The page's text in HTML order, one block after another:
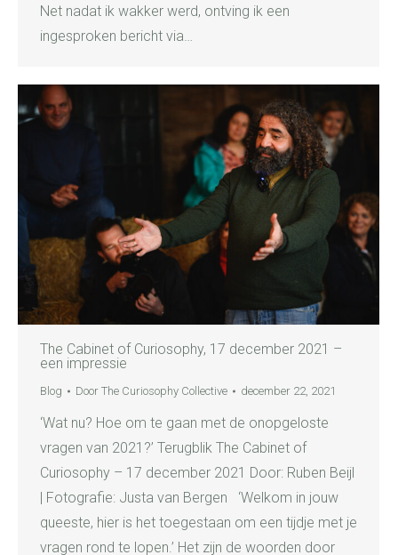
Net nadat ik wakker werd, ontving ik een
ingesproken bericht via…
The Cabinet of Curiosophy, 17 december 2021 –
een impressie
Blog Door The Curiosophy Collective december 22, 2021
‘Wat nu? Hoe om te gaan met de onopgeloste
vragen van 2021?’ Terugblik The Cabinet of
Curiosophy – 17 december 2021 Door: Ruben Beijl
| Fotografie: Justa van Bergen ‘Welkom in jouw
queeste, hier is het toegestaan om een tijdje met je
vragen rond te lopen.’ Het zijn de woorden door